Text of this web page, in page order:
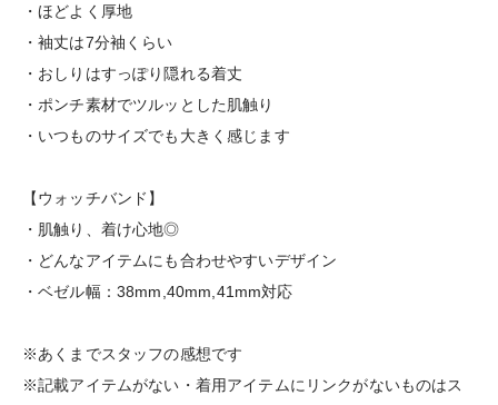
・ほどよく厚地
・袖丈は7分袖くらい
・おしりはすっぽり隠れる着丈
・ポンチ素材でツルッとした肌触り
・いつものサイズでも大きく感じます
【ウォッチバンド】
・肌触り、着け心地◎
・どんなアイテムにも合わせやすいデザイン
・ベゼル幅：38mm,40mm,41mm対応
※あくまでスタッフの感想です
※記載アイテムがない・着用アイテムにリンクがないものはス